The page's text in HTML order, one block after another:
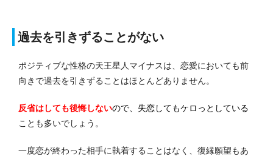
過去を引きずることがない
ポジティブな性格の天王星人マイナスは、恋愛においても前
向きで過去を引きずることはほとんどありません。
反省はしても後悔しないので、失恋してもケロっとしている
ことも多いでしょう。
一度恋が終わった相手に執着することはなく、復縁願望もあ